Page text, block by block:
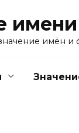
имён и